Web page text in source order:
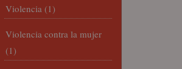
Violencia (1)
Violencia contra la mujer
(1)